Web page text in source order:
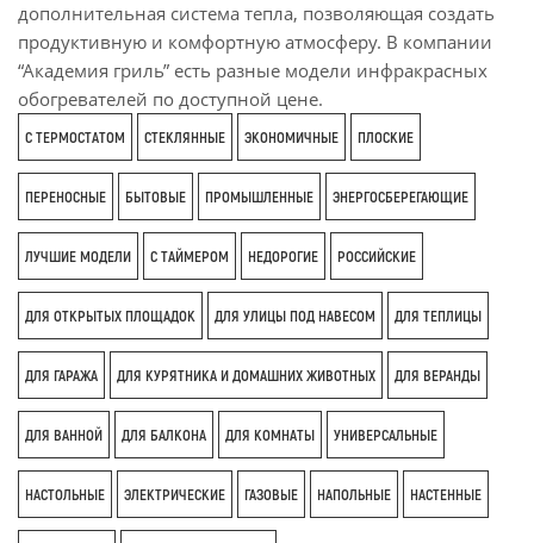
дополнительная система тепла, позволяющая создать
продуктивную и комфортную атмосферу. В компании
“Академия гриль” есть разные модели инфракрасных
обогревателей по доступной цене.
С ТЕРМОСТАТОМ СТЕКЛЯННЫЕ ЭКОНОМИЧНЫЕ ПЛОСКИЕ
ПЕРЕНОСНЫЕ БЫТОВЫЕ ПРОМЫШЛЕННЫЕ ЭНЕРГОСБЕРЕГАЮЩИЕ
ЛУЧШИЕ МОДЕЛИ С ТАЙМЕРОМ НЕДОРОГИЕ РОССИЙСКИЕ
ДЛЯ ОТКРЫТЫХ ПЛОЩАДОК ДЛЯ УЛИЦЫ ПОД НАВЕСОМ ДЛЯ ТЕПЛИЦЫ
ДЛЯ ГАРАЖА ДЛЯ КУРЯТНИКА И ДОМАШНИХ ЖИВОТНЫХ ДЛЯ ВЕРАНДЫ
ДЛЯ ВАННОЙ ДЛЯ БАЛКОНА ДЛЯ КОМНАТЫ УНИВЕРСАЛЬНЫЕ
НАСТОЛЬНЫЕ ЭЛЕКТРИЧЕСКИЕ ГАЗОВЫЕ НАПОЛЬНЫЕ НАСТЕННЫЕ